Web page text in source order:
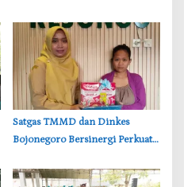
‎Satgas TMMD dan Dinkes
Bojonegoro Bersinergi Perkuat